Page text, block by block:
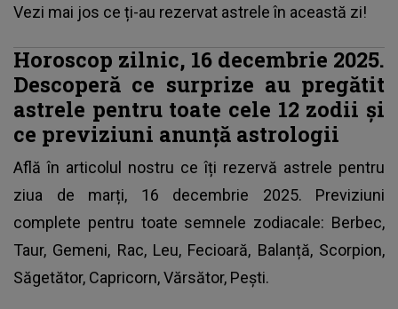
Vezi mai jos ce ți-au rezervat astrele în această zi!
Horoscop zilnic, 16 decembrie 2025.
Descoperă ce surprize au pregătit
astrele pentru toate cele 12 zodii și
ce previziuni anunță astrologii
Află în articolul nostru ce îți rezervă astrele pentru
ziua de marți, 16 decembrie 2025. Previziuni
complete pentru toate semnele zodiacale: Berbec,
Taur, Gemeni, Rac, Leu, Fecioară, Balanță, Scorpion,
Săgetător, Capricorn, Vărsător, Pești.